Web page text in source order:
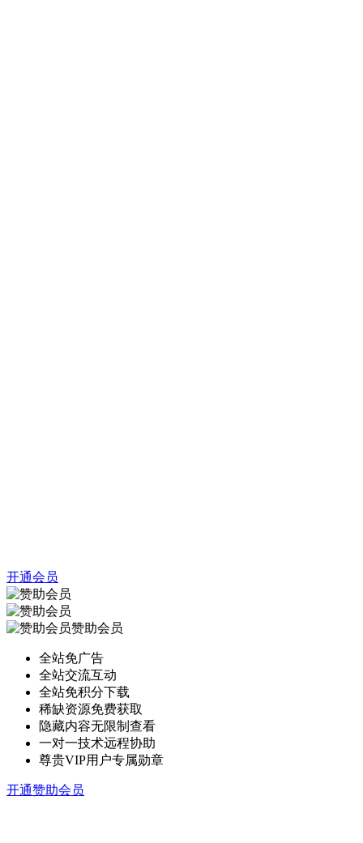
开通会员
赞助会员
全站免广告
全站交流互动
全站免积分下载
稀缺资源免费获取
隐藏内容无限制查看
一对一技术远程协助
尊贵VIP用户专属勋章
开通赞助会员